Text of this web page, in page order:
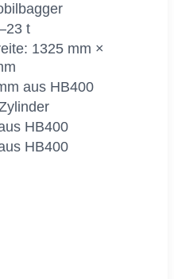
t
1325 mm ×
aus HB400
HB400
HB400